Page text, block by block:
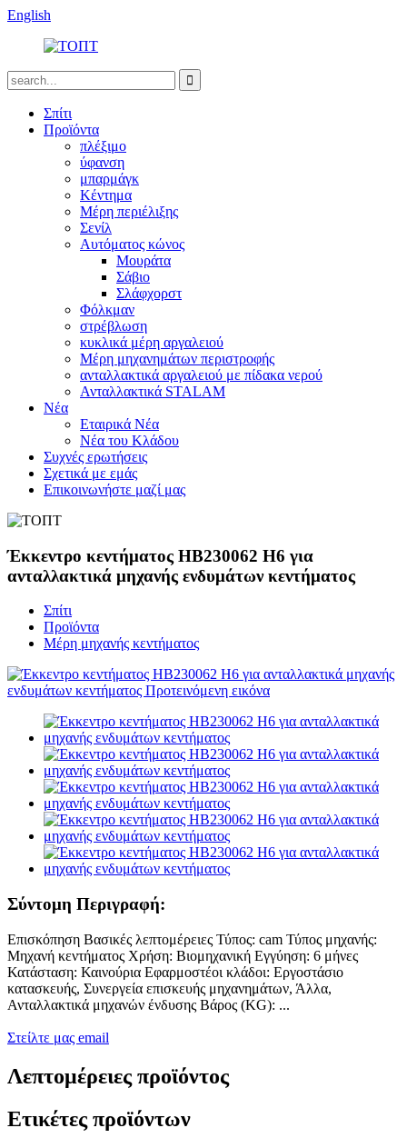
English
Σπίτι
Προϊόντα
πλέξιμο
ύφανση
μπαρμάγκ
Κέντημα
Μέρη περιέλιξης
Σενίλ
Αυτόματος κώνος
Μουράτα
Σάβιο
Σλάφχορστ
Φόλκμαν
στρέβλωση
κυκλικά μέρη αργαλειού
Μέρη μηχανημάτων περιστροφής
ανταλλακτικά αργαλειού με πίδακα νερού
Ανταλλακτικά STALAM
Νέα
Εταιρικά Νέα
Νέα του Κλάδου
Συχνές ερωτήσεις
Σχετικά με εμάς
Επικοινωνήστε μαζί μας
Έκκεντρο κεντήματος HB230062 H6 για
ανταλλακτικά μηχανής ενδυμάτων κεντήματος
Σπίτι
Προϊόντα
Μέρη μηχανής κεντήματος
Σύντομη Περιγραφή:
Επισκόπηση Βασικές λεπτομέρειες Τύπος: cam Τύπος μηχανής:
Μηχανή κεντήματος Χρήση: Βιομηχανική Εγγύηση: 6 μήνες
Κατάσταση: Καινούρια Εφαρμοστέοι κλάδοι: Εργοστάσιο
κατασκευής, Συνεργεία επισκευής μηχανημάτων, Άλλα,
Ανταλλακτικά μηχανών ένδυσης Βάρος (KG): ...
Στείλτε μας email
Λεπτομέρειες προϊόντος
Ετικέτες προϊόντων